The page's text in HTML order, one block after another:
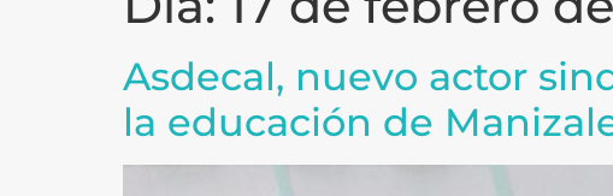
Asdecal, nuevo actor
la educación de